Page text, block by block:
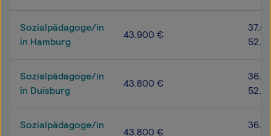
Sozialpädagoge/in
in Hamburg
43.900 €
Sozialpädagoge/in
in Duisburg
43.800 €
Sozialpädagoge/in
43.800 €